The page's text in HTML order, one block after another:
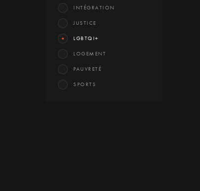
INTÉGRATION
JUSTICE
LGBTQI+
LOGEMENT
PAUVRETÉ
SPORTS